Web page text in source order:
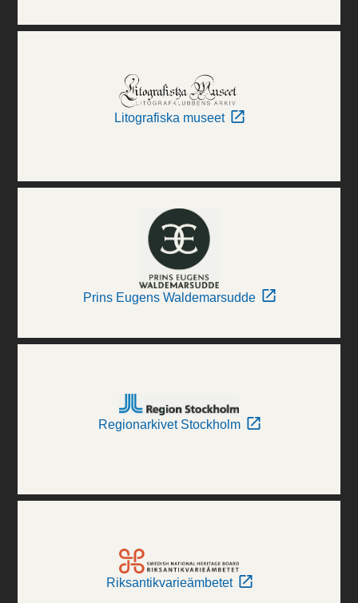
Litografiska museet
Prins Eugens Waldemarsudde
Regionarkivet Stockholm
Riksantikvarieämbetet